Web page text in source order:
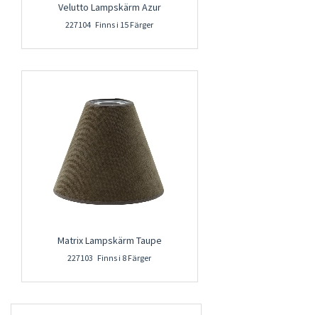
Velutto Lampskärm Azur
227104 Finns i 15 Färger
Matrix Lampskärm Taupe
227103 Finns i 8 Färger